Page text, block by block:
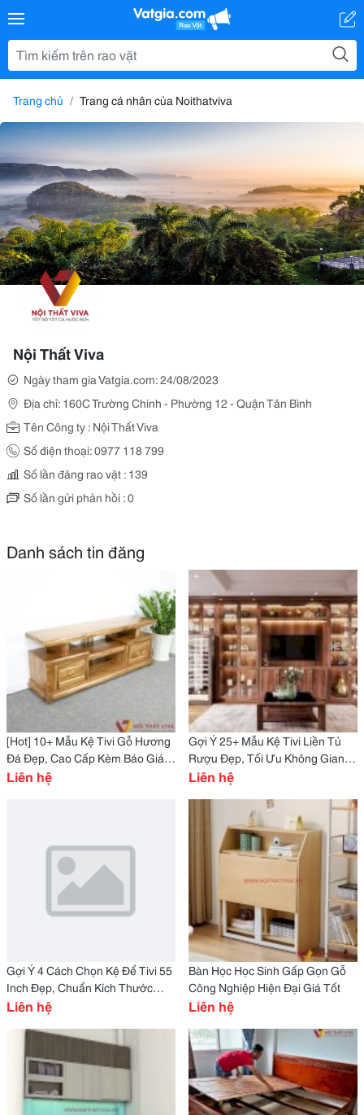
Trang chủ Trang cá nhân của Noithatviva
Nội Thất Viva
Ngày tham gia Vatgia.com: 24/08/2023
Địa chỉ: 160C Trường Chinh - Phường 12 - Quận Tân Bình
Tên Công ty : Nội Thất Viva
Số điện thoại: 0977 118 799
Số lần đăng rao vặt : 139
Số lần gửi phản hồi : 0
Danh sách tin đăng
[Hot] 10+ Mẫu Kệ Tivi Gỗ Hương
Đá Đẹp, Cao Cấp Kèm Báo Giá
Mới Nhất 2025
Liên hệ
Gợi Ý 25+ Mẫu Kệ Tivi Liền Tủ
Rượu Đẹp, Tối Ưu Không Gian
Phòng Khách
Liên hệ
Gợi Ý 4 Cách Chọn Kệ Để Tivi 55
Inch Đẹp, Chuẩn Kích Thước
Cho Phòng Khách
Liên hệ
Bàn Học Học Sinh Gấp Gọn Gỗ
Công Nghiệp Hiện Đại Giá Tốt
Liên hệ